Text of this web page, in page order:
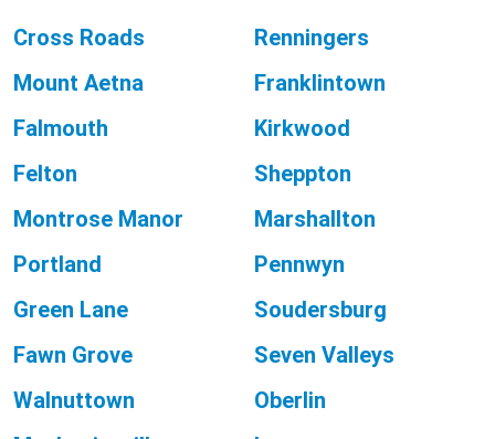
Cross Roads
Renningers
Mount Aetna
Franklintown
Falmouth
Kirkwood
Felton
Sheppton
Montrose Manor
Marshallton
Portland
Pennwyn
Green Lane
Soudersburg
Fawn Grove
Seven Valleys
Walnuttown
Oberlin